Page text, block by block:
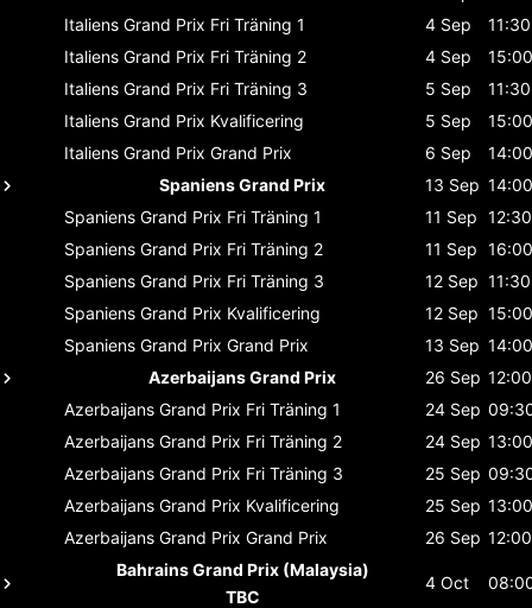
Italiens Grand Prix Fri Träning 1 4 Sep
11:30
Italiens Grand Prix Fri Träning 2 4 Sep
15:00
Italiens Grand Prix Fri Träning 3 5 Sep
11:30
Italiens Grand Prix Kvalificering 5 Sep
15:00
Italiens Grand Prix Grand Prix 6 Sep
14:00
Spaniens Grand Prix
13 Sep 14:00
Spaniens Grand Prix Fri Träning 1 11 Sep 12:30
Spaniens Grand Prix Fri Träning 2 11 Sep 16:00
Spaniens Grand Prix Fri Träning 3 12 Sep 11:30
Spaniens Grand Prix Kvalificering 12 Sep 15:00
Spaniens Grand Prix Grand Prix 13 Sep 14:00
Azerbaijans Grand Prix
26 Sep 12:00
Azerbaijans Grand Prix Fri Träning 1 24 Sep
Azerbaijans Grand Prix Fri Träning 2 24 Sep 13:00
Azerbaijans Grand Prix Fri Träning 3 25 Sep
Azerbaijans Grand Prix Kvalificering 25 Sep 13:00
Azerbaijans Grand Prix Grand Prix 26 Sep 12:00
Bahrains Grand Prix (Malaysia)
TBC
4 Oct